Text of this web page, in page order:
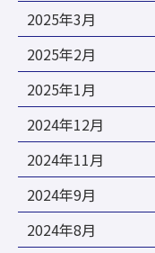
2025年3月
2025年2月
2025年1月
2024年12月
2024年11月
2024年9月
2024年8月